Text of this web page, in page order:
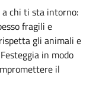
a chi ti sta intorno:
fragili e
gli animali e
in modo
il